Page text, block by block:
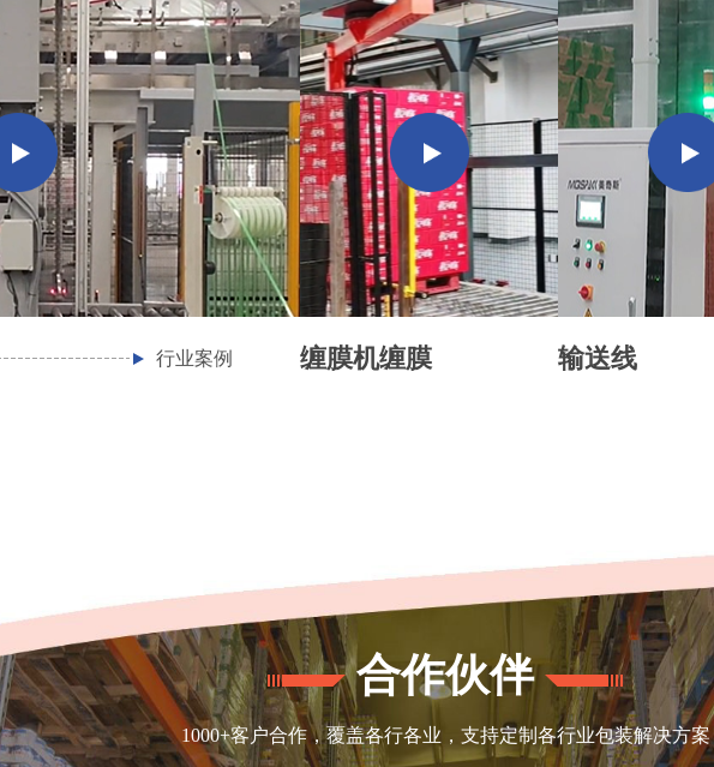
行业案例 缠膜机缠膜 输送线
合作伙伴
1000+客户合作，覆盖各行各业，支持定制各行业包装解决方案